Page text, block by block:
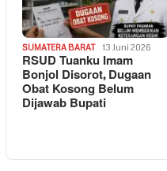
SUMATERA BARAT 13 Juni 2026
RSUD Tuanku Imam
Bonjol Disorot, Dugaan
Obat Kosong Belum
Dijawab Bupati